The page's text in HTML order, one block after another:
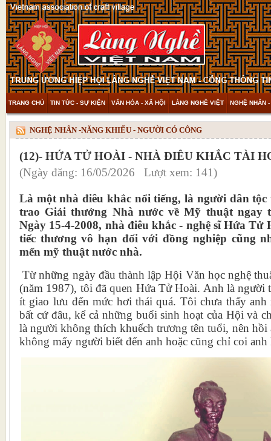
TRANG CHỦ TIN TỨC - SỰ KIỆN VĂN HÓA - XÃ HỘI LÀNG NGHỀ VIỆT NGHỆ NHÂN
THAM KHẢO & KHÁM PHÁ VIDEO
NGHỆ NHÂN -NĂNG KHIẾU - NGƯỜI CÓ CÔNG
(12)- HỨA TỬ HOÀI - NHÀ ĐIÊU KHẮC TÀI
(Ngày đăng: 16/05/2026 Lượt xem: 141)
Là một nhà điêu khắc nổi tiếng, là người dân
trao Giải thưởng Nhà nước về Mỹ thuật ngay
Ngày 15-4-2008, nhà điêu khắc - nghệ sĩ Hứa Tử
tiếc thương vô hạn đối với đồng nghiệp cũng
mến mỹ thuật nước nhà.
Từ những ngày đầu thành lập Hội Văn học nghệ
(năm 1987), tôi đã quen Hứa Tử Hoài. Anh là người
ít giao lưu đến mức hơi thái quá. Tôi chưa thấy anh
bất cứ đâu, kể cả những buổi sinh hoạt của Hội và
là người không thích khuếch trương tên tuổi, nên
không mấy người biết đến anh hoặc cũng chỉ coi anh